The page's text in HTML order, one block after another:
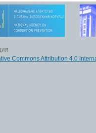
Commons Attribution 4.0